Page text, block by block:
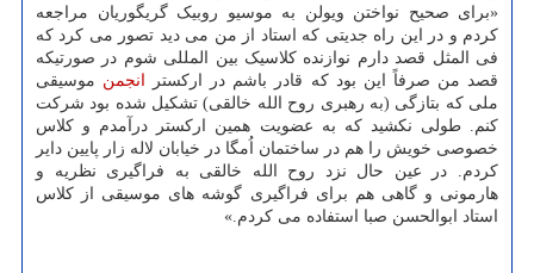
«برای صحیح نواختن ویولن به موسیو روبیک گریگوریان مراجعه
کردم و در این راه جدیتی که استاد از من می دید تصور می کرد که
فی المثل قصد دارم نوازنده کلاسیک بین المللی شوم در صورتیکه
قصد من صرفاً این بود که قادر باشم در ارکستر انجمن موسیقی
ملی که بتازگی (به رهبری روح الله خالقی) تشکیل شده بود شرکت
کنم. طولی نکشید که به عضویت همین ارکستر درآمدم و کلاس
خصوصی خویش را هم در ساختمان اُمگا در خیابان لاله زار پایین دایر
کردم. در عین حال نزد روح الله خالقی به فراگیری نظریه و
هارمونی و گاهی هم برای فراگیری گوشه های موسیقی از کلاس
استاد ابوالحسن صبا استفاده می کردم.»